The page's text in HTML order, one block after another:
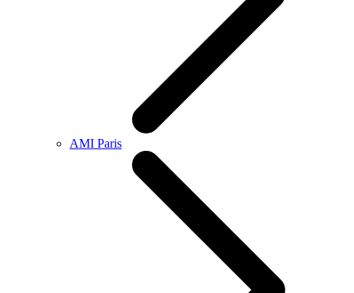
AMI Paris